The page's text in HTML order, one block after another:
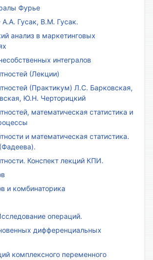
Фурье
Гусак, В.М. Гусак.
анализ в маркетинговых
интегралов
(Лекции)
(Практикум) Л.С. Барковская,
Ю.Н. Черторицкий
математическая статистика и
и математическая статистика.
Конспект лекций КПИ.
и комбинаторика
операций.
дифференциальных
комплексного переменного